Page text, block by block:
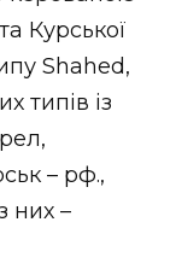
Курської
Shahed,
типів із
– рф.,
них –